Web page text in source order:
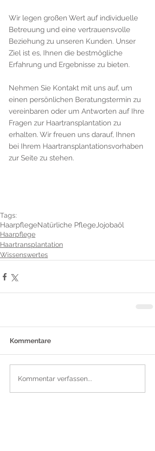
Wir legen großen Wert auf individuelle
Betreuung und eine vertrauensvolle
Beziehung zu unseren Kunden. Unser
Ziel ist es, Ihnen die bestmögliche
Erfahrung und Ergebnisse zu bieten.
Nehmen Sie Kontakt mit uns auf, um
einen persönlichen Beratungstermin zu
vereinbaren oder um Antworten auf Ihre
Fragen zur Haartransplantation zu
erhalten. Wir freuen uns darauf, Ihnen
bei Ihrem Haartransplantationsvorhaben
zur Seite zu stehen.
Tags:
HaarpflegeNatürliche PflegeJojobaöl
Haarpflege
Haartransplantation
Wissenswertes
Kommentare
Kommentar verfassen...